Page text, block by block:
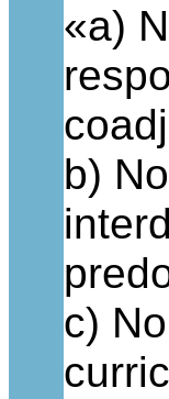
«a)
b)
c)